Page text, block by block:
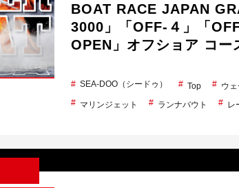
BOAT RACE JAPAN
3000」「OFF-４」「
OPEN」オフショア コー
SEA-DOO（シードゥ） Top ウ
マリンジェット
ランナバウト レ